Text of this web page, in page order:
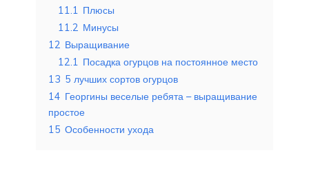
11.1 Плюсы
11.2 Минусы
12 Выращивание
12.1 Посадка огурцов на постоянное место
13 5 лучших сортов огурцов
14 Георгины веселые ребята – выращивание
простое
15 Особенности ухода